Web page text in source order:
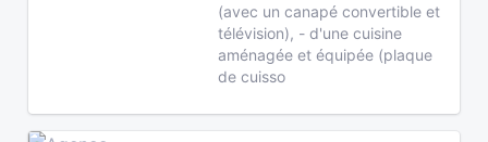
(avec un canapé convertible et
télévision), - d'une cuisine
aménagée et équipée (plaque
de cuisso